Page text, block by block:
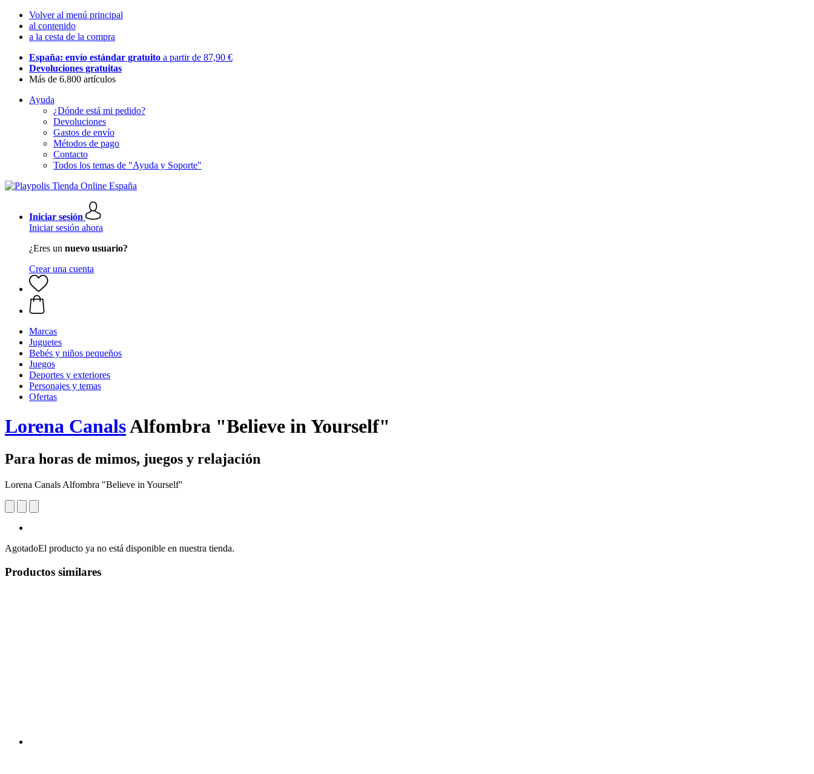
Volver al menú principal
al contenido
a la cesta de la compra
España: envío estándar gratuito a partir de 87,90 €
Devoluciones gratuitas
Más de 6.800 artículos
Ayuda
¿Dónde está mi pedido?
Devoluciones
Gastos de envío
Métodos de pago
Contacto
Todos los temas de "Ayuda y Soporte"
Iniciar sesión
Iniciar sesión ahora
¿Eres un nuevo usuario?
Crear una cuenta
Marcas
Juguetes
Bebés y niños pequeños
Juegos
Deportes y exteriores
Personajes y temas
Ofertas
Lorena CanalsAlfombra "Believe in Yourself"
Para horas de mimos, juegos y relajación
Lorena Canals Alfombra "Believe in Yourself"
AgotadoEl producto ya no está disponible en nuestra tienda.
Productos similares